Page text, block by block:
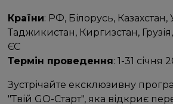
Країни: РФ, Білорусь, Казахстан,
Таджикистан, Киргизстан, Грузія,
ЄС
Термін проведення: 1-31 січня
Зустрічайте ексклюзивну
"Твій GO-Старт", яка відкриє